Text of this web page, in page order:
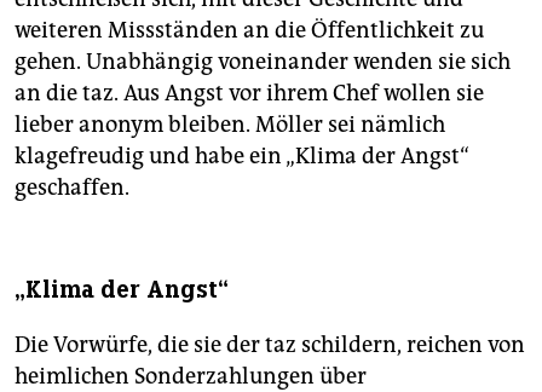
weiteren Missständen an die Öffentlichkeit zu
gehen. Unabhängig voneinander wenden sie sich
an die taz. Aus Angst vor ihrem Chef wollen sie
lieber anonym bleiben. Möller sei nämlich
klagefreudig und habe ein „Klima der Angst“
geschaffen.
„Klima der Angst“
Die Vorwürfe, die sie der taz schildern, reichen von
heimlichen Sonderzahlungen über